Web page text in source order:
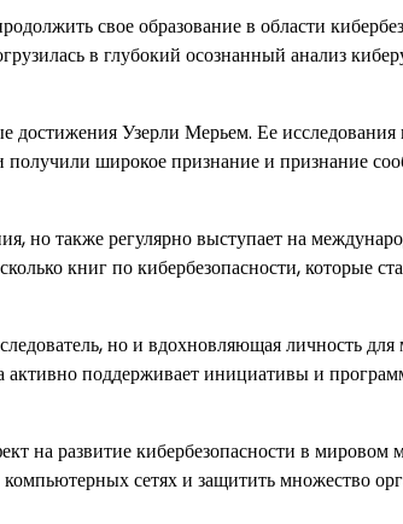
свое образование в области
в глубокий осознанный анализ
Узерли Мерьем. Ее исследования
широкое признание и признание
но также регулярно выступает на
книг по кибербезопасности, которые
но и вдохновляющая личность
активно поддерживает инициативы и
на развитие кибербезопасности в мировом
сетях и защитить множество